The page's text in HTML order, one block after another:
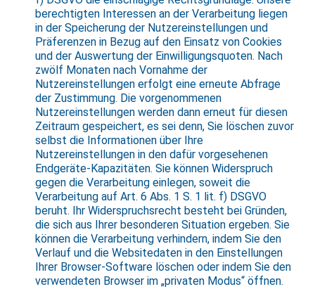
berechtigten Interessen an der Verarbeitung liegen
in der Speicherung der Nutzereinstellungen und
Präferenzen in Bezug auf den Einsatz von Cookies
und der Auswertung der Einwilligungsquoten. Nach
zwölf Monaten nach Vornahme der
Nutzereinstellungen erfolgt eine erneute Abfrage
der Zustimmung. Die vorgenommenen
Nutzereinstellungen werden dann erneut für diesen
Zeitraum gespeichert, es sei denn, Sie löschen zuvor
selbst die Informationen über Ihre
Nutzereinstellungen in den dafür vorgesehenen
Endgeräte-Kapazitäten. Sie können Widerspruch
gegen die Verarbeitung einlegen, soweit die
Verarbeitung auf Art. 6 Abs. 1 S. 1 lit. f) DSGVO
beruht. Ihr Widerspruchsrecht besteht bei Gründen,
die sich aus Ihrer besonderen Situation ergeben. Sie
können die Verarbeitung verhindern, indem Sie den
Verlauf und die Websitedaten in den Einstellungen
Ihrer Browser-Software löschen oder indem Sie den
verwendeten Browser im „privaten Modus“ öffnen.